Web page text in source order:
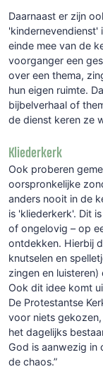
Daarnaast er zijn
'kindernevendienst'
einde mee van de
voorganger een
over een thema,
hun eigen ruimte.
bijbelverhaal of
de dienst keren ze
Kliederkerk
Ook proberen
oorspronkelijke
anders nooit in de
is 'kliederkerk'. Dit
of ongelovig – op
ontdekken. Hierbij
knutselen en
zingen en luisteren)
Ook dit idee komt
De Protestantse
voor niets
het dagelijks
God is aanwezig in
de chaos.”